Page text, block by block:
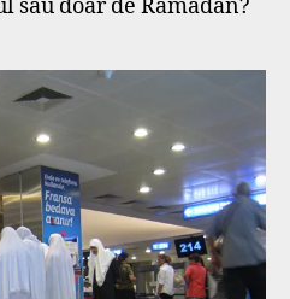
sau doar de Ramadan?